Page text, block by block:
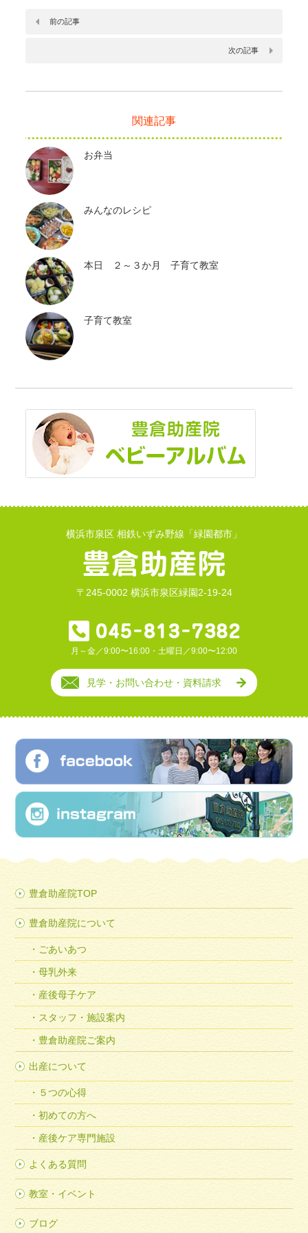
前の記事
次の記事
関連記事
お弁当
みんなのレシピ
本日 ２～３か月 子育て教室
子育て教室
横浜市泉区 相鉄いずみ野線「緑園都市」
〒245-0002 横浜市泉区緑園2-19-24
月～金／9:00〜16:00・土曜日／9:00〜12:00
見学・お問い合わせ・資料請求
豊倉助産院TOP
豊倉助産院について
ごあいあつ
母乳外来
産後母子ケア
スタッフ・施設案内
豊倉助産院ご案内
出産について
５つの心得
初めての方へ
産後ケア専門施設
よくある質問
教室・イベント
ブログ